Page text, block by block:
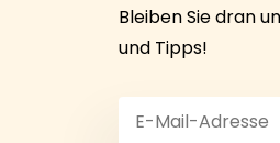
Bleiben Sie dran
und Tipps!